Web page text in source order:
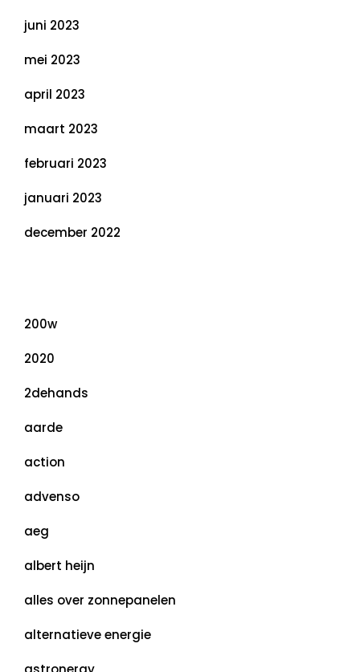
juni 2023
mei 2023
april 2023
maart 2023
februari 2023
januari 2023
december 2022
200w
2020
2dehands
aarde
action
advenso
aeg
albert heijn
alles over zonnepanelen
alternatieve energie